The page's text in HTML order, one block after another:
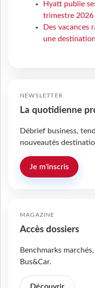
Hyatt publie
trimestre 2026
Des vacances
une
NEWSLETTER
La quotidienne
Débrief business,
nouveautés
Je m'inscris
MAGAZINE
Accès dossiers
Benchmarks
Bus&Car.